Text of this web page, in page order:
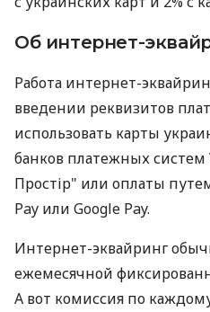
Об интернет-
Работа интернет-
введении реквизитов
использовать карты
банков платежных систем
Простір" или оплаты
Pay или Google Pay.
Интернет-эквайринг
ежемесячной
А вот комиссия по